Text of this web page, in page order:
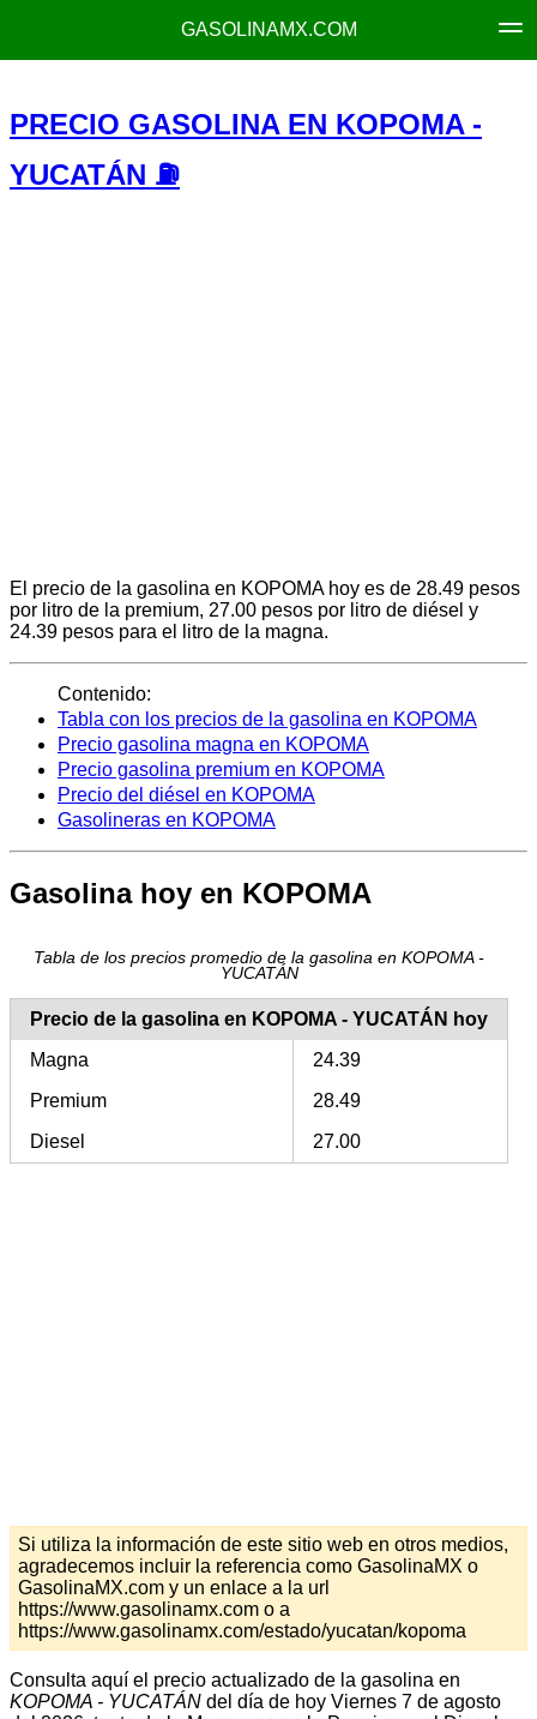
GASOLINAMX.COM
PRECIO GASOLINA EN KOPOMA -
YUCATÁN ⛽
El precio de la gasolina en KOPOMA hoy es de 28.49 pesos
por litro de la premium, 27.00 pesos por litro de diésel y
24.39 pesos para el litro de la magna.
Contenido:
Tabla con los precios de la gasolina en KOPOMA
Precio gasolina magna en KOPOMA
Precio gasolina premium en KOPOMA
Precio del diésel en KOPOMA
Gasolineras en KOPOMA
Gasolina hoy en KOPOMA
Tabla de los precios promedio de la gasolina en KOPOMA -
YUCATÁN
Precio de la gasolina en KOPOMA - YUCATÁN hoy
Magna
24.39
Premium
28.49
Diesel
27.00
Si utiliza la información de este sitio web en otros medios,
agradecemos incluir la referencia como GasolinaMX o
GasolinaMX.com y un enlace a la url
https://www.gasolinamx.com o a
https://www.gasolinamx.com/estado/yucatan/kopoma
Consulta aquí el precio actualizado de la gasolina en
KOPOMA - YUCATÁN del día de hoy Viernes 7 de agosto